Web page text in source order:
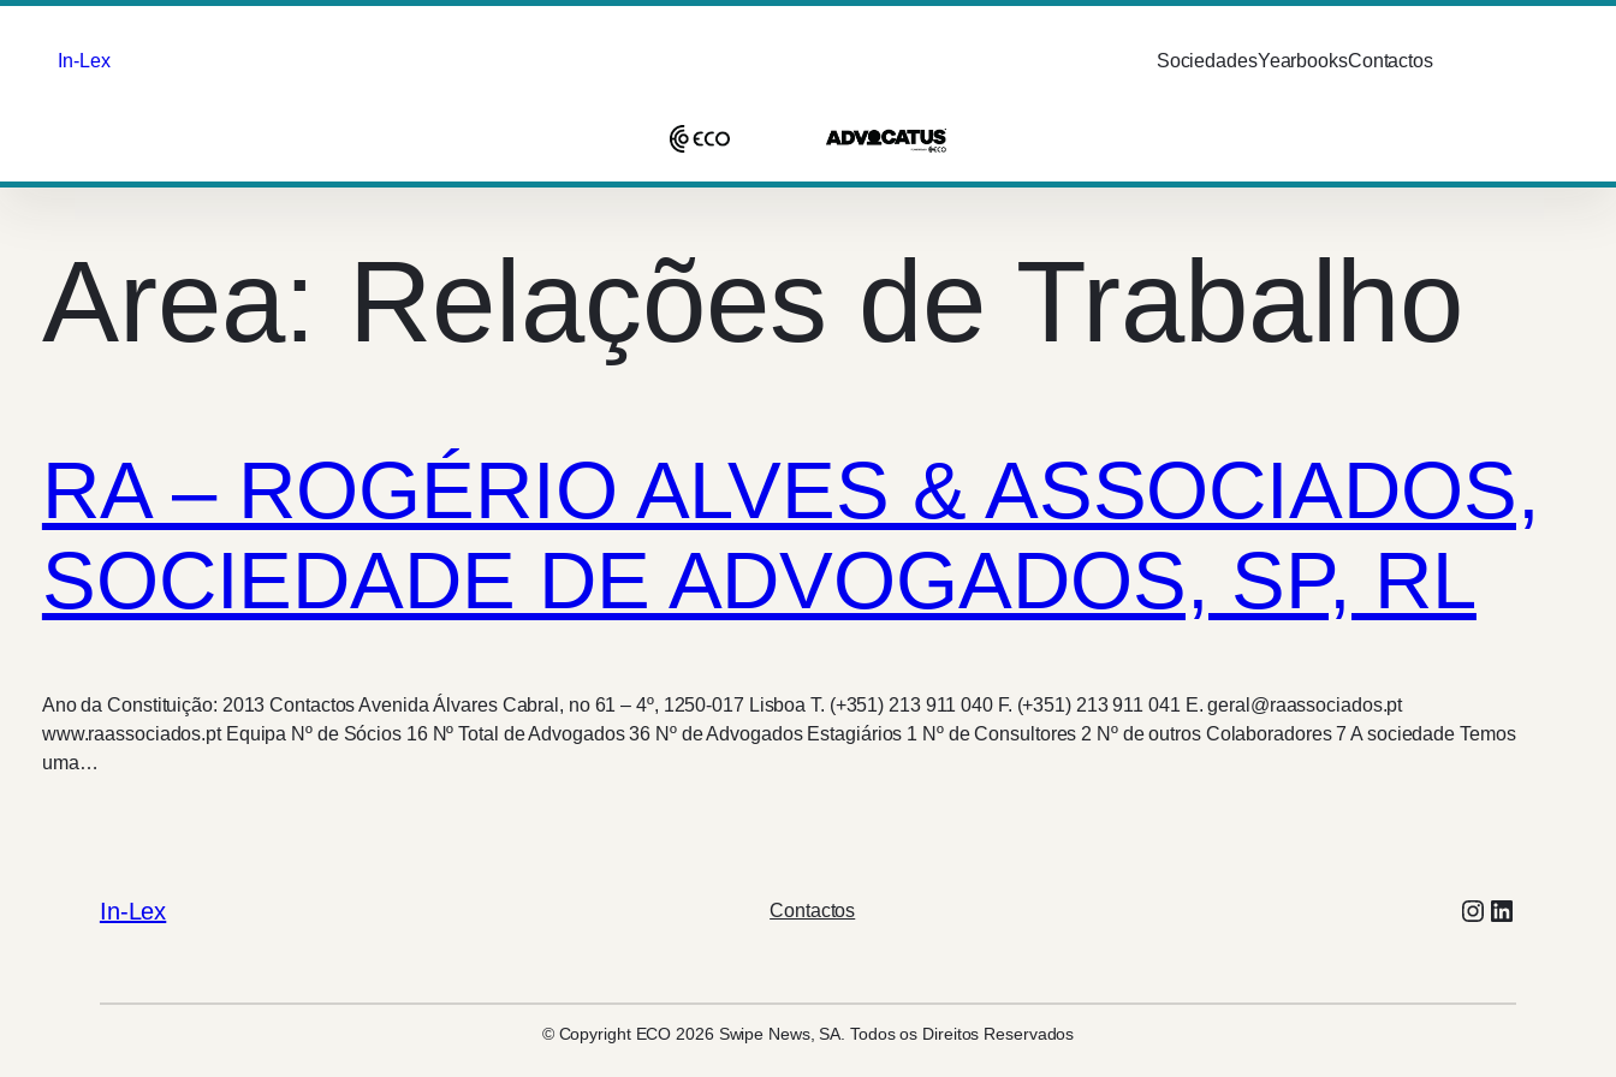
conteúdo
In-Lex SociedadesYearbooksContactos
Area: Relações de Trabalho
RA – ROGÉRIO ALVES & ASSOCIADOS,
SOCIEDADE DE ADVOGADOS, SP, RL
Ano da Constituição: 2013 Contactos Avenida Álvares Cabral, no 61 – 4º, 1250-017 Lisboa T. (+351) 213 911 040 F. (+351) 213 911 041 E. geral@raassociados.pt
www.raassociados.pt Equipa Nº de Sócios 16 Nº Total de Advogados 36 Nº de Advogados Estagiários 1 Nº de Consultores 2 Nº de outros Colaboradores 7 A sociedade Temos
uma…
In-Lex Contactos Instagram
LinkedIn
© Copyright ECO 2026 Swipe News, SA. Todos os Direitos Reservados